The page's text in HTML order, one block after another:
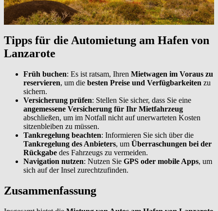
Tipps für die Automietung am Hafen von
Lanzarote
Früh buchen: Es ist ratsam, Ihren Mietwagen im Voraus zu
reservieren, um die besten Preise und Verfügbarkeiten zu
sichern.
Versicherung prüfen: Stellen Sie sicher, dass Sie eine
angemessene Versicherung für Ihr Mietfahrzeug
abschließen, um im Notfall nicht auf unerwarteten Kosten
sitzenbleiben zu müssen.
Tankregelung beachten: Informieren Sie sich über die
Tankregelung des Anbieters, um Überraschungen bei der
Rückgabe des Fahrzeugs zu vermeiden.
Navigation nutzen: Nutzen Sie GPS oder mobile Apps, um
sich auf der Insel zurechtzufinden.
Zusammenfassung